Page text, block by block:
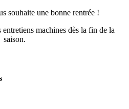
souhaite une bonne rentrée !
machines dès la fin de la
saison.